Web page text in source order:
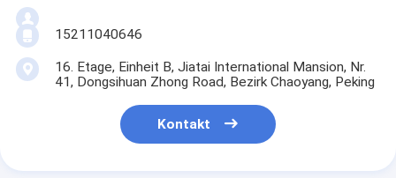
15211040646
16. Etage, Einheit B, Jiatai International Mansion, Nr.
41, Dongsihuan Zhong Road, Bezirk Chaoyang, Peking
Kontakt